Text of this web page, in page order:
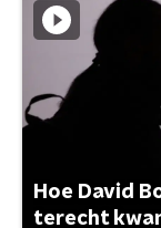
Hoe David
terecht